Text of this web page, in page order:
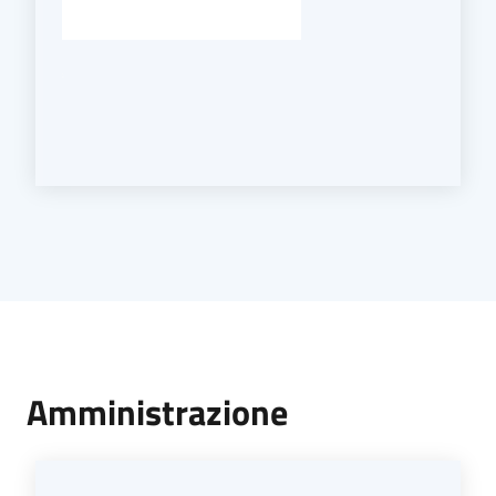
Amministrazione